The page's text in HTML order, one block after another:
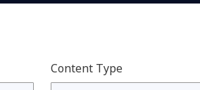
Content Type